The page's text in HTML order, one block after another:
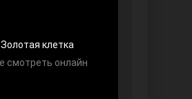
Золотая клетка